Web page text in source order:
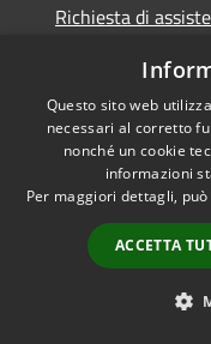
Richiesta di
Amministrazione
Informativa
Note legali
Dichiarazione di
Questo sito web
necessari al corretto
nonché un cookie
informazioni
Per maggiori dettagli,
ACCETTA